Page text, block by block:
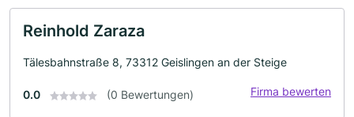
Reinhold Zaraza
Tälesbahnstraße 8, 73312 Geislingen an der Steige
0.0 (0 Bewertungen) Firma bewerten